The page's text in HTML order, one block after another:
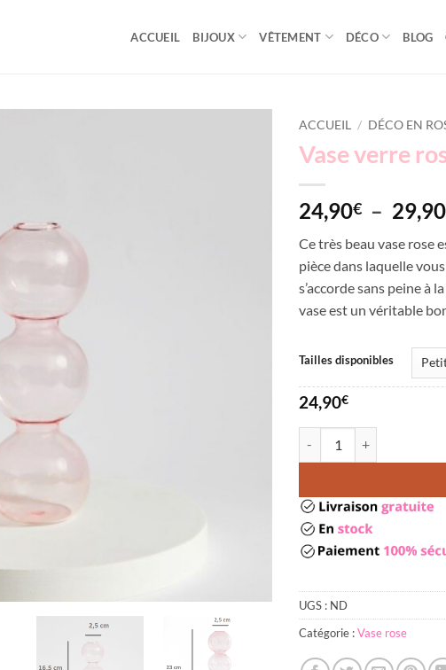
ACCUEIL BIJOUX VÊTEMENT DÉCO BLOG
ACCUEIL / DÉCO EN
Vase verre
24,90€ – 29,90
Ce très beau vase rose
pièce dans laquelle
s’accorde sans peine à
vase est un véritable
Tailles disponibles
24,90€
UGS : ND
Catégorie :Vase rose